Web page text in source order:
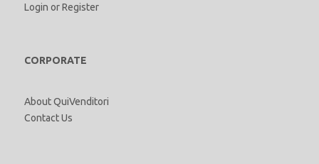
Login orRegister
CORPORATE
About QuiVenditori
Contact Us